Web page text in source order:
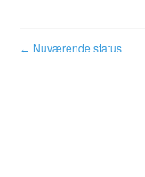
← Nuværende status